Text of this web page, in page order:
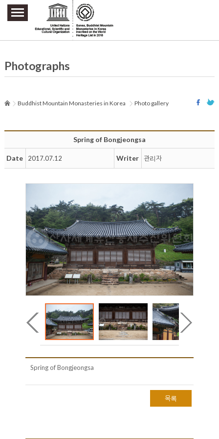
주요메뉴 바로가기
본문 바로가기
하단메뉴 바로가기
Photographs
Buddhist Mountain Monasteries in Korea Photo gallery
Spring of Bongjeongsa
Date 2017.07.12 Writer 관리자
Spring of Bongjeongsa
목록